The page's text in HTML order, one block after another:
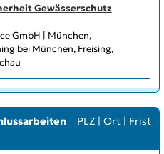
Gewässerschutz
GmbH | München,
bei München, Freising,
PLZ |Ort Frist